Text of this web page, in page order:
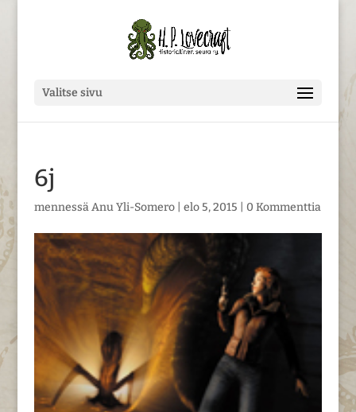
Valitse sivu
6j
mennessäAnu Yli-Somero| elo 5, 2015 0 Kommenttia